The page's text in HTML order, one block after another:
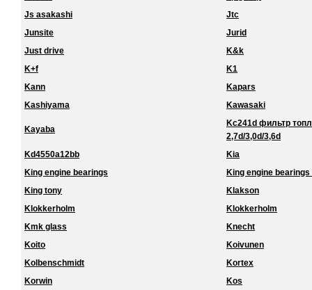
Js asakashi
Jtc
Junsite
Jurid
Just drive
K&k
K+f
K1
Kann
Kapars
Kashiyama
Kawasaki
Kayaba
Kc241d фильтр
2,7d/3,0d/3,6d
Kd4550a12bb
Kia
King engine bearings
King engine bearings
King tony
Klakson
Klokkerholm
Klokkerholm
Kmk glass
Knecht
Koito
Koivunen
Kolbenschmidt
Kortex
Korwin
Kos